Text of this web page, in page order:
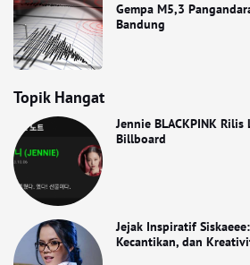
Gempa M5,3
Bandung
Topik Hangat
Jennie BLACKPINK
Billboard
Jejak Inspiratif
Kecantikan, dan